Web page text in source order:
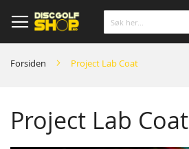
to
Content
Forsiden Project Lab Coat
Project Lab Coat